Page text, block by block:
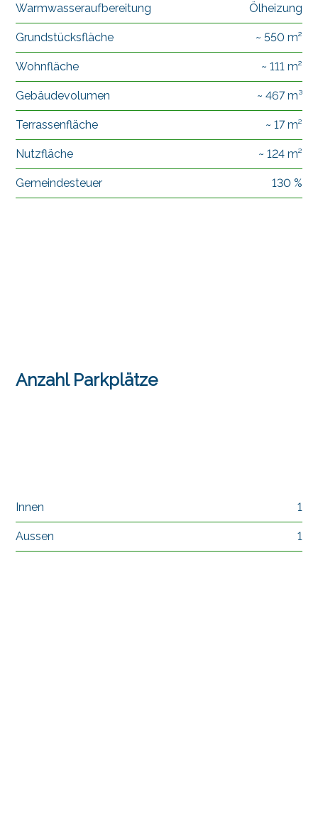
Warmwasseraufbereitung Ölheizung
Grundstücksfläche ~ 550 m²
Wohnfläche ~ 111 m²
Gebäudevolumen ~ 467 m³
Terrassenfläche ~ 17 m²
Nutzfläche ~ 124 m²
Gemeindesteuer 130 %
Anzahl Parkplätze
Innen 1
Aussen 1